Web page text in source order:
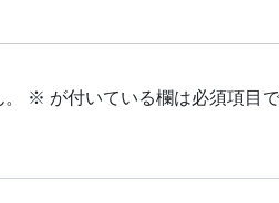
※ が付いている欄は必須項目